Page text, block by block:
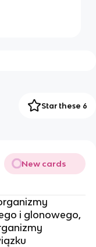
Star these 6
New cards
i glonowego,